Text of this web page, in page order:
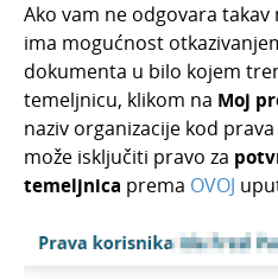
Ako vam ne odgovara
ima mogućnost
dokumenta u bilo kojem
temeljnicu, klikom na Moj
naziv organizacije kod
može isključiti pravo za
temeljnica prema OVOJ